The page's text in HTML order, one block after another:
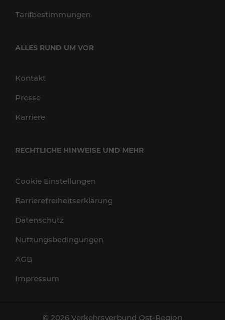
Tarifbestimmungen
ALLES RUND UM VOR
Kontakt
Presse
Karriere
RECHTLICHE HINWEISE UND MEHR
Cookie Einstellungen
Barrierefreiheitserklärung
Datenschutz
Nutzungsbedingungen
AGB
Impressum
© 2026 Verkehrsverbund Ost-Region